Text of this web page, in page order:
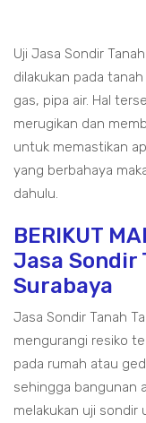
Uji Jasa Sondir
dilakukan pada
gas, pipa air. Hal
merugikan dan
untuk memastikan
yang berbahaya
dahulu.
BERIKUT
Jasa Sondir
Surabaya
Jasa Sondir Tanah
mengurangi resiko
pada rumah atau
sehingga bangunan
melakukan uji sondir